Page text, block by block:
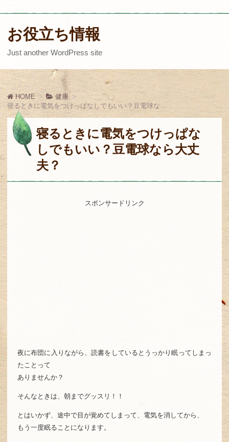
お役立ち情報
Just another WordPress site
HOME
健康
寝るときに電気をつけっぱなしでもいい？豆電球なら大丈夫？
寝るときに電気をつけっぱな
しでもいい？豆電球なら大丈
夫？
スポンサードリンク
夜に布団に入りながら、読書をしているとうっかり眠ってしまっ
たことって
ありませんか？
そんなときは、朝までグッスリ！！
とはいかず、途中で目が覚めてしまって、電気を消してから、
もう一度眠ることになります。